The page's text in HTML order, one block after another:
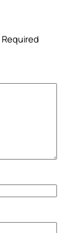
Required